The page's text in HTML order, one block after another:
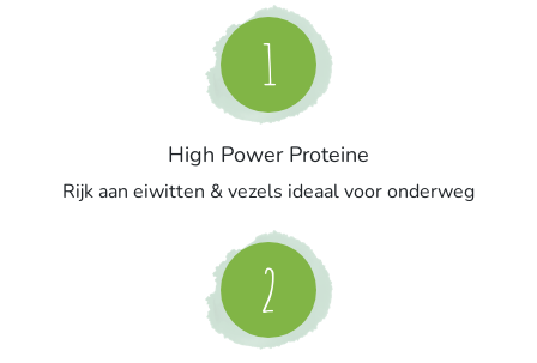
1
High Power Proteine
Rijk aan eiwitten & vezels ideaal voor onderweg
2